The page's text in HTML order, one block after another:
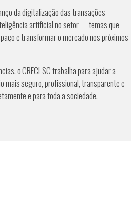
da digitalização das transações
artificial no setor — temas que
e transformar o mercado nos próximos
o CRECI-SC trabalha para ajudar a
mais seguro, profissional, transparente e
e para toda a sociedade.